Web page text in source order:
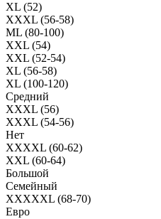
XL (52)
XXXL (56-58)
ML (80-100)
XXL (54)
XXL (52-54)
XL (56-58)
XL (100-120)
Средний
XXXL (56)
XXXL (54-56)
Нет
XXXXL (60-62)
XXL (60-64)
Большой
Семейный
XXXXXL (68-70)
Евро